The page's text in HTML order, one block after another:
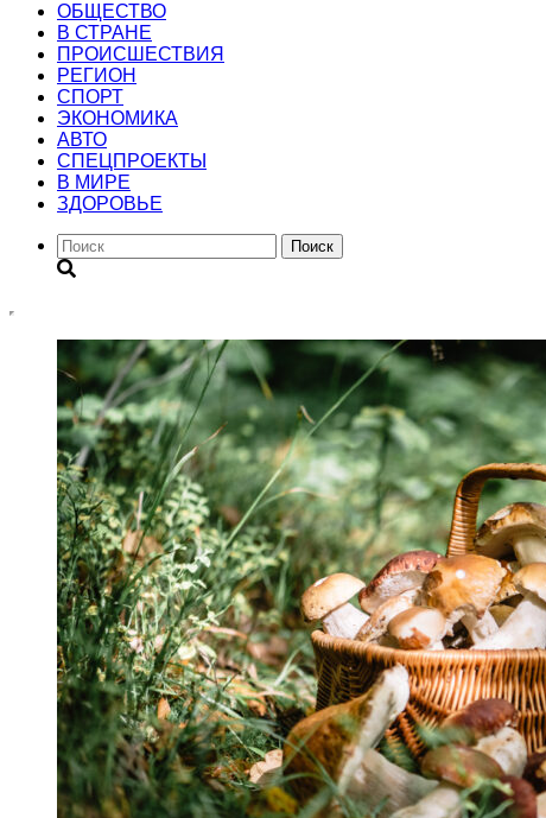
ОБЩЕСТВО
В СТРАНЕ
ПРОИСШЕСТВИЯ
РЕГИОН
CПОРТ
ЭКОНОМИКА
АВТО
СПЕЦПРОЕКТЫ
В МИРЕ
ЗДОРОВЬЕ
Поиск